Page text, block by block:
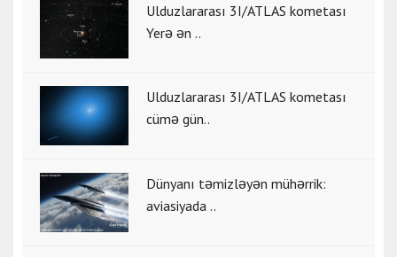
Ulduzlararası 3I/ATLAS kometası
Yerə ən ..
Ulduzlararası 3I/ATLAS kometası
cümə gün..
Dünyanı təmizləyən mühərrik:
aviasiyada ..